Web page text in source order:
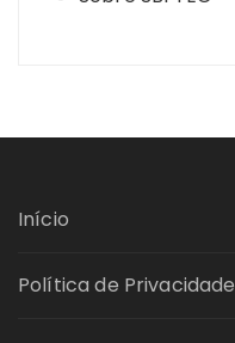
Início
Política de Privacidade